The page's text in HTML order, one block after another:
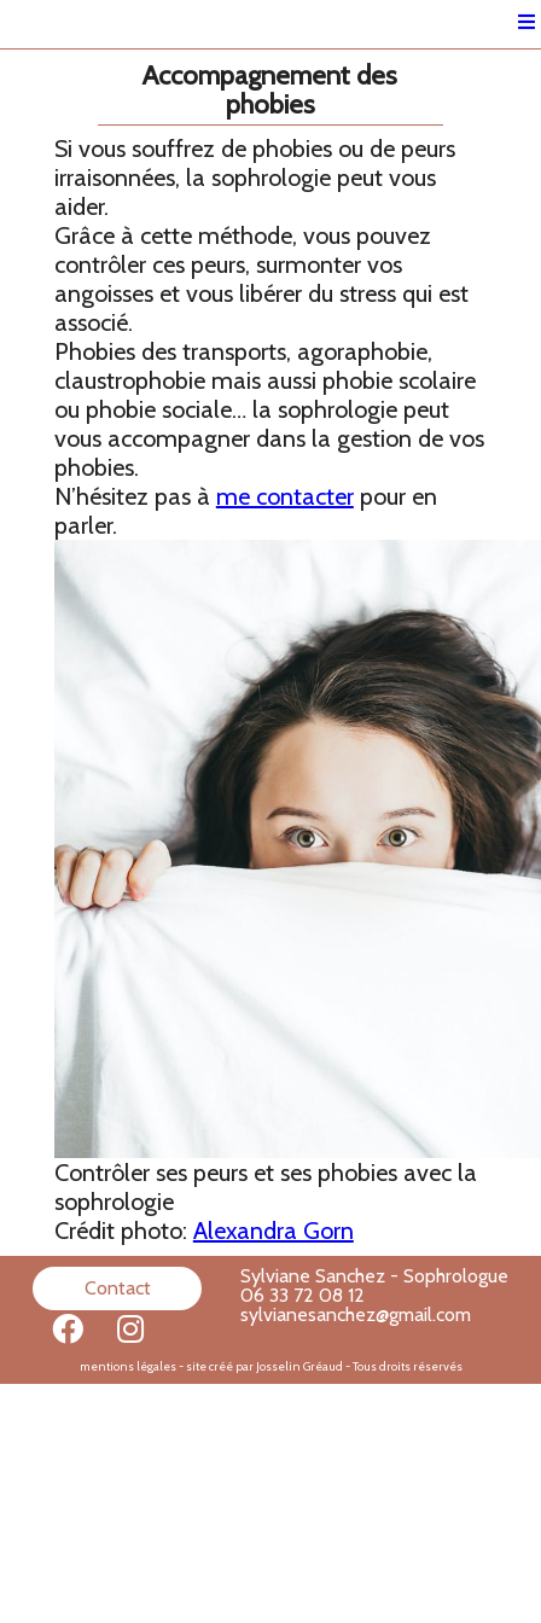
Accompagnement des
phobies
Si vous souffrez de phobies ou de peurs
irraisonnées, la sophrologie peut vous
aider.
Grâce à cette méthode, vous pouvez
contrôler ces peurs, surmonter vos
angoisses et vous libérer du stress qui est
associé.
Phobies des transports, agoraphobie,
claustrophobie mais aussi phobie scolaire
ou phobie sociale… la sophrologie peut
vous accompagner dans la gestion de vos
phobies.
N’hésitez pas à me contacterpour en
parler.
Contrôler ses peurs et ses phobies avec la
sophrologie
Crédit photo: Alexandra Gorn
Contact
Sylviane Sanchez - Sophrologue
06 33 72 08 12
sylvianesanchez@gmail.com
mentions légales- site créé par Josselin Gréaud - Tous droits réservés